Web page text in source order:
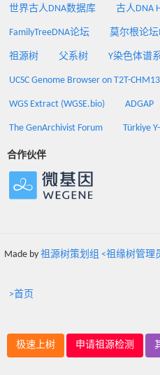
世界古人DNA数据库 古人DNA
FamilyTreeDNA论坛 莫尔根论坛
祖源树 父系树 Y染色体谱
UCSC Genome Browser on T2T-
WGS Extract (WGSE.bio) ADGAP
The GenArchivist Forum Türkiye
合作伙伴
Made by 祖源树策划组 <祖缘树管理
>首页
极速上树 申请祖源检测